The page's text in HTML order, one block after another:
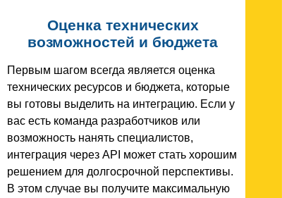
Оценка технических
возможностей и бюджета
Первым шагом всегда является оценка
технических ресурсов и бюджета, которые
вы готовы выделить на интеграцию. Если у
вас есть команда разработчиков или
возможность нанять специалистов,
интеграция через API может стать хорошим
решением для долгосрочной перспективы.
В этом случае вы получите максимальную